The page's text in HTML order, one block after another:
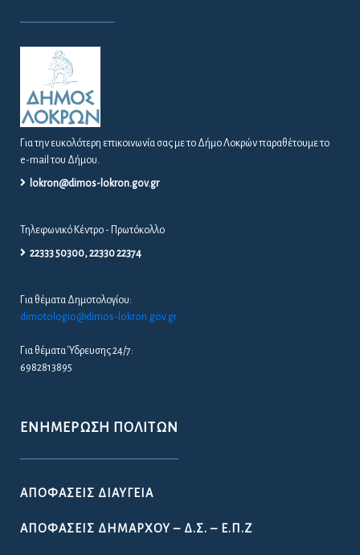
Για την ευκολότερη επικοινωνία σας με το Δήμο Λοκρών παραθέτουμε το
e-mail του Δήμου.
lokron@dimos-lokron.gov.gr
Τηλεφωνικό Κέντρο - Πρωτόκολλο
22333 50300, 22330 22374
Για θέματα Δημοτολογίου:
dimotologio@dimos-lokron.gov.gr
Για θέματα Ύδρευσης 24/7:
6982813895
ΕΝΗΜΈΡΩΣΗ ΠΟΛΙΤΏΝ
ΑΠΟΦΆΣΕΙΣ ΔΙΑΎΓΕΙΑ
ΑΠΟΦΆΣΕΙΣ ΔΗΜΆΡΧΟΥ – Δ.Σ. – Ε.Π.Ζ